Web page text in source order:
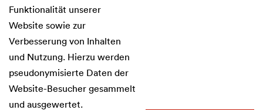
Funktionalität unserer
Website sowie zur
Verbesserung von Inhalten
und Nutzung. Hierzu werden
pseudonymisierte Daten der
Website-Besucher gesammelt
und ausgewertet.